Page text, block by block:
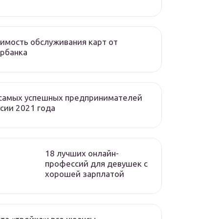
обслуживания карт от
успешных предпринимателей
2021 года
18 лучших онлайн-
профессий для девушек с
хорошей зарплатой